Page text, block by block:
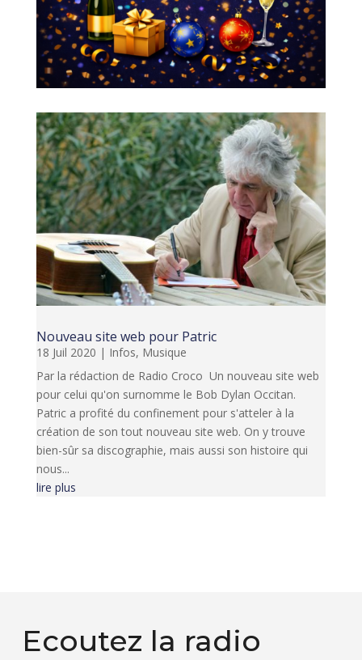
Nouveau site web pour Patric
18 Juil 2020 | Infos, Musique
Par la rédaction de Radio Croco Un nouveau site web
pour celui qu'on surnomme le Bob Dylan Occitan.
Patric a profité du confinement pour s'atteler à la
création de son tout nouveau site web. On y trouve
bien-sûr sa discographie, mais aussi son histoire qui
nous...
lire plus
Ecoutez la radio